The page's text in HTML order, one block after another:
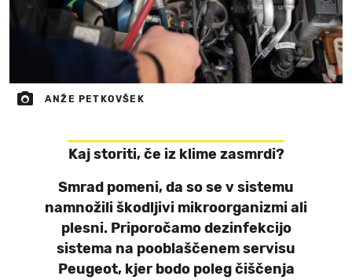
ANŽE PETKOVŠEK
Kaj storiti, če iz klime zasmrdi?
Smrad pomeni, da so se v sistemu
namnožili škodljivi mikroorganizmi ali
plesni. Priporočamo dezinfekcijo
sistema na pooblaščenem servisu
Peugeot, kjer bodo poleg čiščenja